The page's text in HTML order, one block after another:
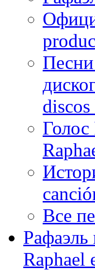
discos
Голос
Все
Raphael